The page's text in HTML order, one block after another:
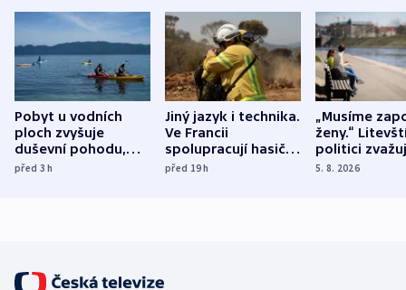
Pobyt u vodních
ploch zvyšuje
duševní pohodu,
ukázala
před 3h
Jiný jazyk i technika.
Ve Francii
spolupracují hasiči z
různých zemí
před 19h
„Musíme
ženy.“
politici
dohodu o
5. 8. 2026